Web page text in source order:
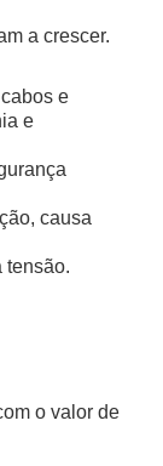
a crescer.
e
e
causa
tensão.
o valor de